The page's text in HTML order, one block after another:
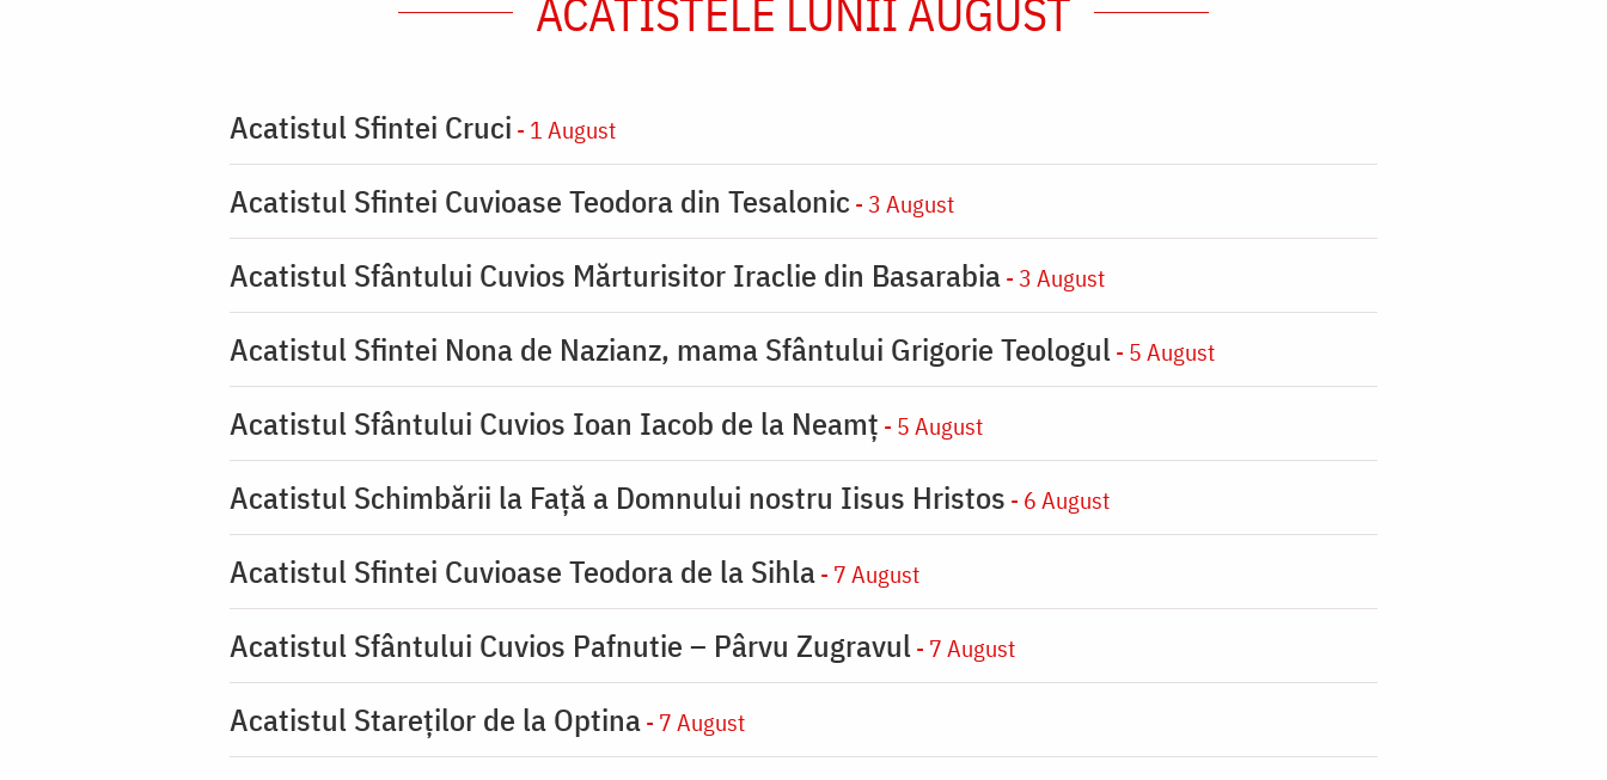
ACATISTELE LUNII AUGUST
Acatistul Sfintei Cruci - 1 August
Acatistul Sfintei Cuvioase Teodora din Tesalonic - 3 August
Acatistul Sfântului Cuvios Mărturisitor Iraclie din Basarabia- 3 August
Acatistul Sfintei Nona de Nazianz, mama Sfântului Grigorie Teologul - 5 August
Acatistul Sfântului Cuvios Ioan Iacob de la Neamț - 5 August
Acatistul Schimbării la Faţă a Domnului nostru Iisus Hristos - 6 August
Acatistul Sfintei Cuvioase Teodora de la Sihla- 7 August
Acatistul Sfântului Cuvios Pafnutie – Pârvu Zugravul - 7 August
Acatistul Stareţilor de la Optina- 7 August